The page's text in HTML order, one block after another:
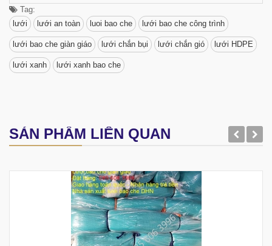
Tag:
lưới
lưới an toàn luoi bao che lưới bao che công trình
lưới bao che giàn giáo lưới chắn bụi lưới chắn gió lưới HDPE
lưới xanh lưới xanh bao che
SẢN PHẨM LIÊN QUAN